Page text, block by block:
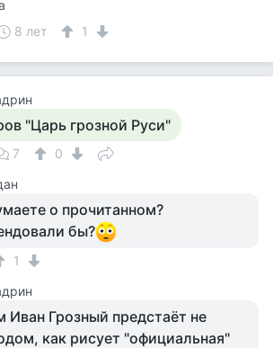
8 лет
1
"Царь грозной Руси"
7
0
о прочитанном?
бы?
1
Иван Грозный предстаёт не
как рисует "официальная"